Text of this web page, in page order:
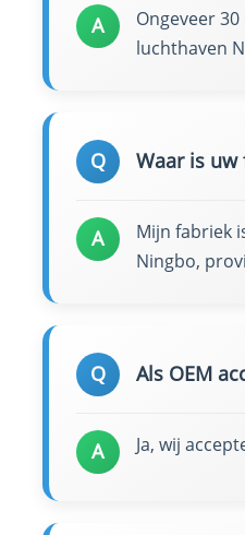
A
Ongeveer
luchthaven
Q Waar is uw
A
Mijn fabriek
Ningbo,
Q Als OEM
A Ja, wij